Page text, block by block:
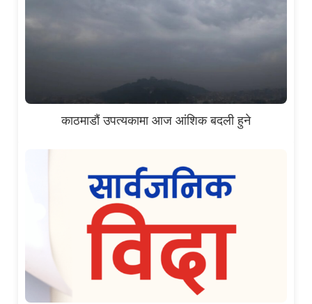
काठमाडौं उपत्यकामा आज आंशिक बदली हुने